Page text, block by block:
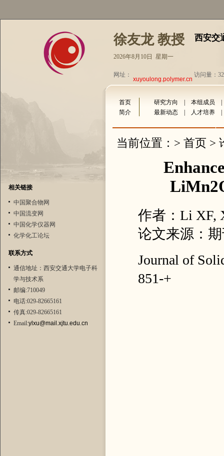
徐友龙 教授 西安交
2026年8月10日 星期一
网址： xuyoulong.polymer.cn 访问量：
相关链接
中国聚合物网
中国流变网
中国化学仪器网
化学化工论坛
联系方式
通信地址：西安交通大学电子科
学与技术系
邮编:710049
电话:029-82665161
传真:029-82665161
Email:ylxu@mail.xjtu.edu.cn
首页 研究方向 本组成员
简介
最新动态 人才培养
当前位置：> 首页 >
作者：Li XF,
论文来源：
Journal of
851-+